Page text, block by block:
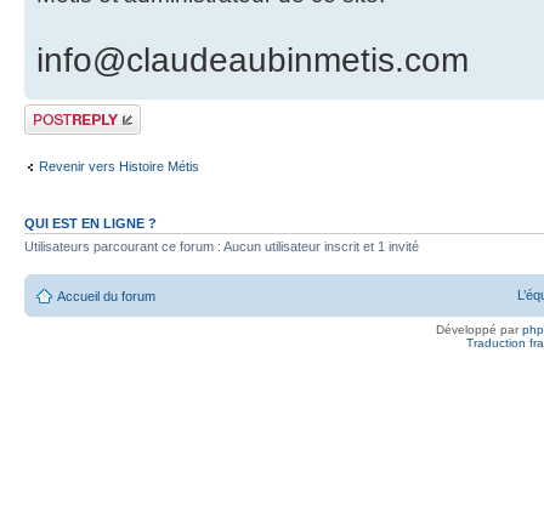
info@claudeaubinmetis.com
Publier une
réponse
Revenir vers Histoire Métis
QUI EST EN LIGNE ?
Utilisateurs parcourant ce forum : Aucun utilisateur inscrit et 1 invité
Accueil du forum
Développé par
Traduction